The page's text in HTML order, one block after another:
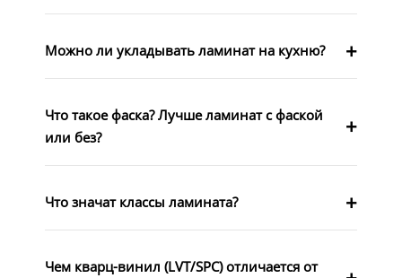
Можно ли укладывать ламинат на кухню?
Что такое фаска? Лучше ламинат с фаской
или без?
Что значат классы ламината?
Чем кварц-винил (LVT/SPC) отличается от